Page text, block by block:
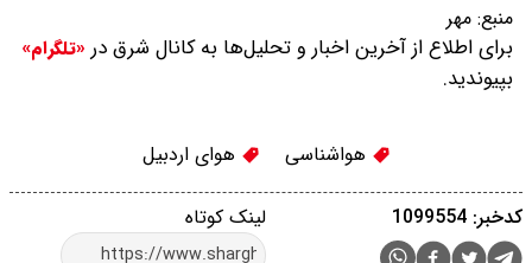
منبع: مهر
برای اطلاع از آخرین اخبار و تحلیل‌ها به کانال شرق در «تلگرام»
بپیوندید.
هواشناسی هوای اردبیل
لینک کوتاه کدخبر: 1099554